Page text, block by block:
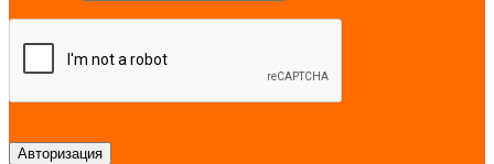
Авторизация